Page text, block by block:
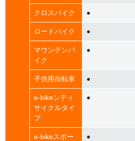
クロスバイク ●
ロードバイク ●
マウンテンバ
イク
●
子供用自転車 ●
e-bikeシティ
サイクルタイ
プ
●
e-bikeスポー
●